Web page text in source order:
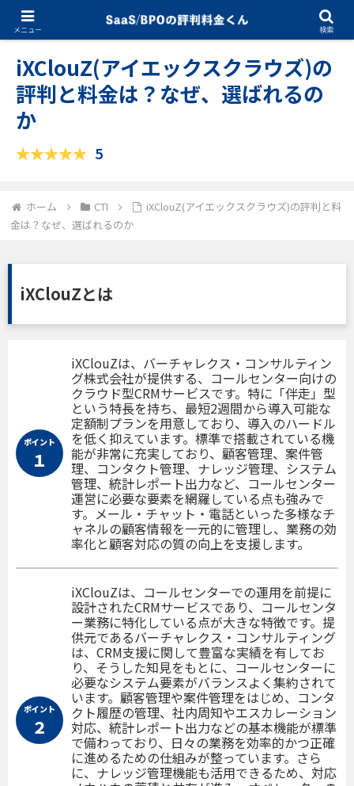
CTI 10.09.2025
iXClouZ(アイエックスクラウズ)の
評判と料金は？なぜ、選ばれるの
か
5
ホーム CTI
iXClouZ(アイエックスクラウズ)の評判と料
金は？なぜ、選ばれるのか
iXClouZとは
ポイント
１
iXClouZは、バーチャレクス・コンサルティン
グ株式会社が提供する、コールセンター向けの
クラウド型CRMサービスです。特に「伴走」型
という特長を持ち、最短2週間から導入可能な
定額制プランを用意しており、導入のハードル
を低く抑えています。標準で搭載されている機
能が非常に充実しており、顧客管理、案件管
理、コンタクト管理、ナレッジ管理、システム
管理、統計レポート出力など、コールセンター
運営に必要な要素を網羅している点も強みで
す。メール・チャット・電話といった多様なチ
ャネルの顧客情報を一元的に管理し、業務の効
率化と顧客対応の質の向上を支援します。
ポイント
２
iXClouZは、コールセンターでの運用を前提に
設計されたCRMサービスであり、コールセンタ
ー業務に特化している点が大きな特徴です。提
供元であるバーチャレクス・コンサルティング
は、CRM支援に関して豊富な実績を有してお
り、そうした知見をもとに、コールセンターに
必要なシステム要素がバランスよく集約されて
います。顧客管理や案件管理をはじめ、コンタ
クト履歴の管理、社内周知やエスカレーション
対応、統計レポート出力などの基本機能が標準
で備わっており、日々の業務を効率的かつ正確
に進めるための仕組みが整っています。さら
に、ナレッジ管理機能も活用できるため、対応
メニュー 検索